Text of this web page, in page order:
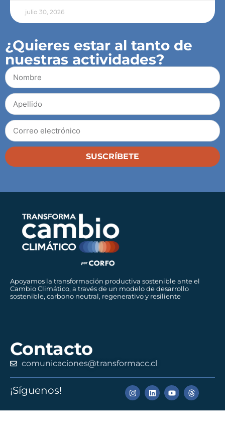
julio 30, 2026
¿Quieres estar al tanto de
nuestras actividades?
SUSCRÍBETE
Apoyamos la transformación productiva sostenible ante el
Cambio Climático, a través de un modelo de desarrollo
sostenible, carbono neutral, regenerativo y resiliente
Contacto
comunicaciones@transformacc.cl
¡Síguenos!